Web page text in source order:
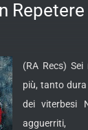
(RA Recs)
più, tanto
dei viterbesi